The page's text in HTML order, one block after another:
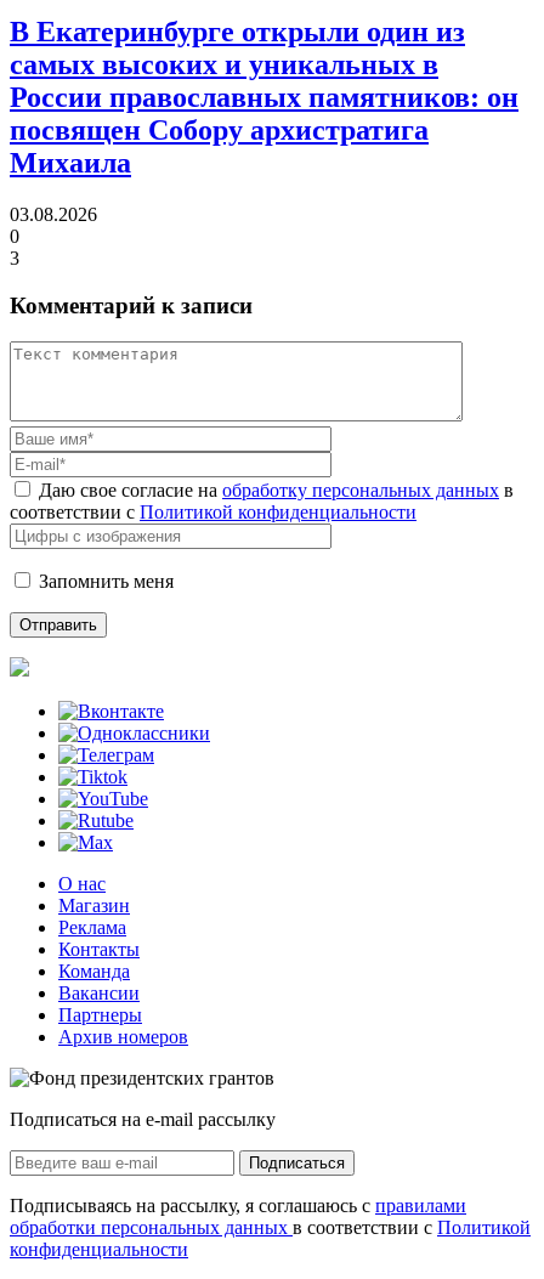
В Екатеринбурге открыли один из
самых высоких и уникальных в
России православных памятников: он
посвящен Собору архистратига
Михаила
03.08.2026
0
3
Комментарий к записи
Даю свое согласие на обработку персональных данных в
соответствии с Политикой конфиденциальности
Запомнить меня
О нас
Магазин
Реклама
Контакты
Команда
Вакансии
Партнеры
Архив номеров
Подписаться на e-mail рассылку
Подписаться
Подписываясь на рассылку, я соглашаюсь с правилами
обработки персональных данных в соответствии с Политикой
конфиденциальности